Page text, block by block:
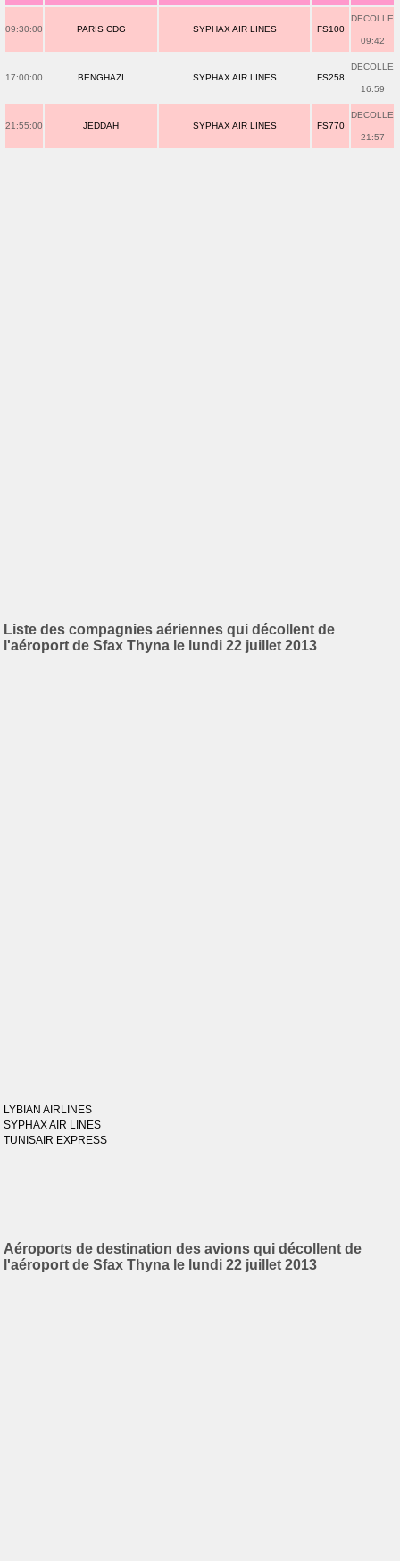
09:30:00 PARIS CDG SYPHAX AIR LINES FS100
DECOLLE
09:42
17:00:00 BENGHAZI SYPHAX AIR LINES FS258
DECOLLE
16:59
21:55:00 JEDDAH SYPHAX AIR LINES FS770
DECOLLE
21:57
Liste des compagnies aériennes qui décollent de
l'aéroport de Sfax Thyna le lundi 22 juillet 2013
LYBIAN AIRLINES
SYPHAX AIR LINES
TUNISAIR EXPRESS
Aéroports de destination des avions qui décollent de
l'aéroport de Sfax Thyna le lundi 22 juillet 2013